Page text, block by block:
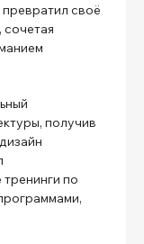
своё
получив
по